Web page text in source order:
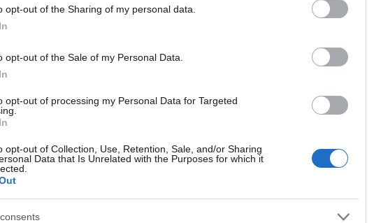
opt-out of the Sharing of my personal data.
opt-out of the Sale of my Personal Data.
opt-out of processing my Personal Data for Targeted
opt-out of Collection, Use, Retention, Sale, and/or Sharing
Data that Is Unrelated with the Purposes for which it
in continua evoluzione. In molti paesi, le
relative alla riduzione delle emissioni di
responsabile delle risorse naturali. L’Unione
a minimizzare l’impatto ambientale.